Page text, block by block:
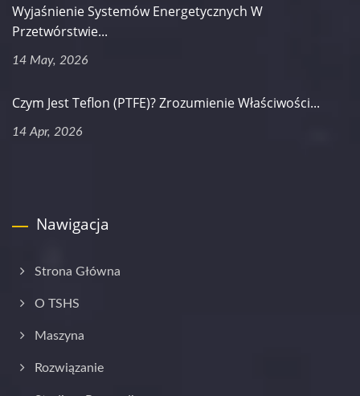
Wyjaśnienie Systemów Energetycznych W
Przetwórstwie...
14 May, 2026
Czym Jest Teflon (PTFE)? Zrozumienie Właściwości...
14 Apr, 2026
Nawigacja
Strona Główna
O TSHS
Maszyna
Rozwiązanie